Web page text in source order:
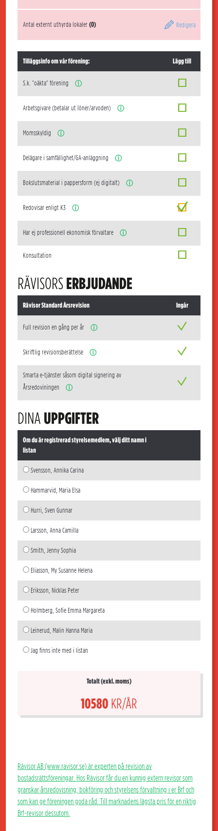
Antal externt uthyrda lokaler(0) Redigera
Tilläggsinfo om vår förening: Lägg till
S.k. "oäkta" förening ⓘ
Arbetsgivare (betalar ut löner/arvoden) ⓘ
Momsskyldig ⓘ
Delägare i samfällighet/GA-anläggning ⓘ
Bokslutsmaterial i pappersform (ej digitalt) ⓘ
Redovisar enligt K3 ⓘ
Har ej professionell ekonomisk förvaltare ⓘ
Konsultation
RÄVISORSERBJUDANDE
Rävisor Standard Årsrevision Ingår
Full revision en gång per år ⓘ
Skriftlig revisionsberättelse ⓘ
Smarta e-tjänster såsom digital signering av
Årsredoviningen
ⓘ
DINA UPPGIFTER
Om du är registrerad styrelsemedlem, välj ditt namn i
listan
Svensson, Annika Carina
Hammarvid, Maria Elsa
Hurri, Sven Gunnar
Larsson, Anna Camilla
Smith, Jenny Sophia
Eliasson, My Susanne Helena
Eriksson, Nicklas Peter
Holmberg, Sofie Emma Margareta
Leinerud, Malin Hanna Maria
Jag finns inte med i listan
Totalt (exkl. moms)
10580 KR/ÅR
Rävisor AB (www.ravisor.se) är experten på revision av
bostadsrättsföreningar. Hos Rävisor får du en kunnig extern revisor som
granskar årsredovisning, bokföring och styrelsens förvaltning i er Brf och
som kan ge föreningen goda råd. Till marknadens lägsta pris för en riktig
Brf-revisor dessutom.